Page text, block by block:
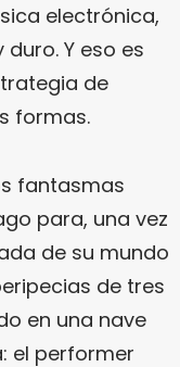
electrónica,
Y eso es
de
formas.
fantasmas
para, una vez
de su mundo
de tres
en una nave
el performer